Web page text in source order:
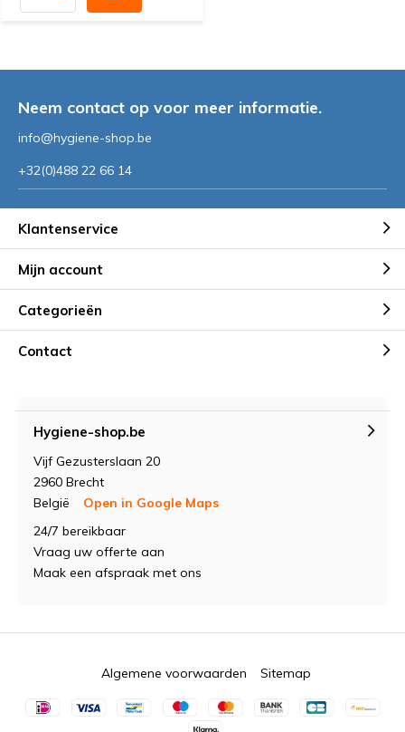
Neem contact op voor meer informatie.
info@hygiene-shop.be
+32(0)488 22 66 14
Klantenservice
Mijn account
Categorieën
Contact
Hygiene-shop.be
Vijf Gezusterslaan 20
2960 Brecht
België
Open in Google Maps
24/7 bereikbaar
Vraag uw offerte aan
Maak een afspraak met ons
Algemene voorwaarden Sitemap